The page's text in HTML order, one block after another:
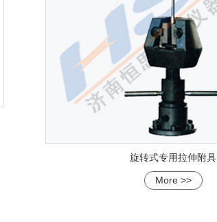
旋转式专用拉伸附具
More >>